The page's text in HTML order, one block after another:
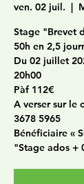
ven. 02 juil.
  |
Stage "Brevet
50h en 2,5
Du 02 juillet
20h00
Pàf 112€
A verser sur le
3678 5965
Bénéficiaire «
"Stage ados +